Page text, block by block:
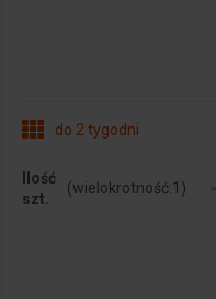
do 2 tygodni
Ilość
szt.
(wielokrotność:1 )